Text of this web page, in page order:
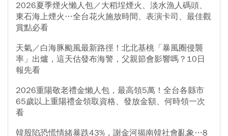
2026夏季煙火懶人包／大稻埕煙火、淡水漁人碼頭、
東石海上煙火…全台花火施放時間、表演卡司、最佳觀
賞點必看
天氣／白海豚颱風最新路徑！北北基桃「暴風圈侵襲
率」出爐，這天估發布海警，父親節會影響嗎？10日
報先看
2026重陽敬老禮金懶人包，最高領5萬！全台各縣市
65歲以上重陽禮金領取資格、發放金額、何時領一次
看
韓股陷恐慌情緒暴跌43%，謝金河揭南韓社會亂象…8